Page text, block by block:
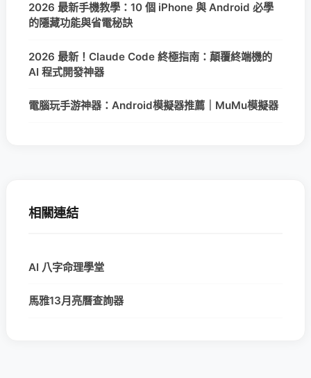
2026 最新手機教學：10 個 iPhone 與 Android 必學
的隱藏功能與省電秘訣
2026 最新！Claude Code 終極指南：顛覆終端機的
AI 程式開發神器
電腦玩手游神器：Android模擬器推薦｜MuMu模擬器
相關連結
AI 八字命理學堂
馬雅13月亮曆查詢器